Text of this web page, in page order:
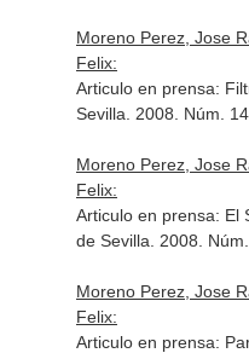
Moreno Perez, Jose
Felix:
Articulo en prensa:
Sevilla . 2008. Núm.
Moreno Perez, Jose
Felix:
Articulo en prensa: El
de Sevilla . 2008.
Moreno Perez, Jose
Felix:
Articulo en prensa: